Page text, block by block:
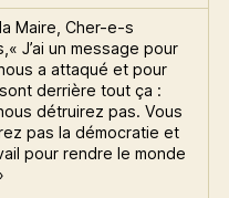
Maire, Cher-e-s
J’ai un message pour
a attaqué et pour
derrière tout ça :
détruirez pas. Vous
pas la démocratie et
pour rendre le monde